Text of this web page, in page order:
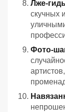
Лже-
скучных
Фото-